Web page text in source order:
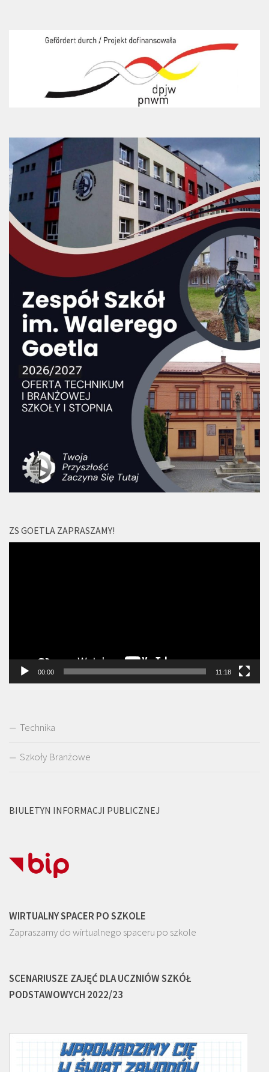
ZS GOETLA ZAPRASZAMY!
00:00 11:18
Technika
Szkoły Branżowe
BIULETYN INFORMACJI PUBLICZNEJ
WIRTUALNY SPACER PO SZKOLE
Zapraszamy do wirtualnego spaceru po szkole
SCENARIUSZE ZAJĘĆ DLA UCZNIÓW SZKÓŁ
PODSTAWOWYCH 2022/23